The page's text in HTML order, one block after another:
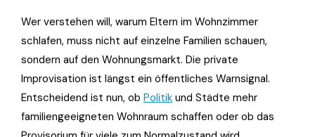
Wer verstehen will, warum Eltern im Wohnzimmer
schlafen, muss nicht auf einzelne Familien schauen,
sondern auf den Wohnungsmarkt. Die private
Improvisation ist längst ein öffentliches Warnsignal.
Entscheidend ist nun, ob Politik und Städte mehr
familiengeeigneten Wohnraum schaffen oder ob das